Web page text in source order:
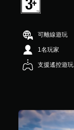
滿
分
顆
星
）
，
共
分
可離線遊玩
1名玩家
支援遙控遊玩